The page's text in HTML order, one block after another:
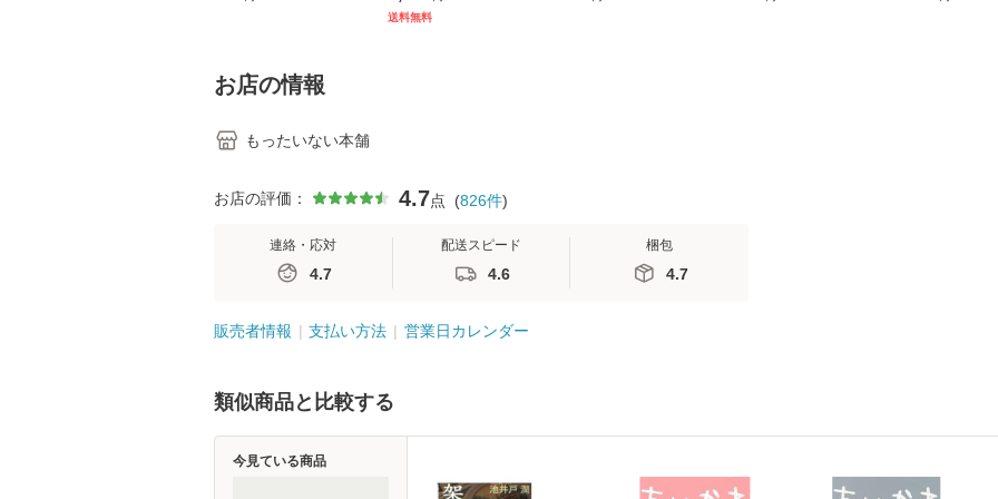
[CD]【メール便送料無
キル 改訂第3版 (看護
送料無料
【メール便送料無料】
送料無料】
ミリヤ / [CD]【メール
お店の情報
もったいない本舗
お店の評価： 4.7点 (826件)
連絡・応対
4.7
配送スピード
4.6
梱包
4.7
販売者情報 支払い方法 営業日カレンダー
類似商品と比較する
今見ている商品